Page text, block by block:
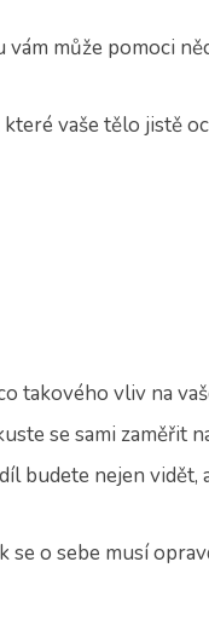
může pomoci
vaše tělo jistě
takového vliv na
se sami zaměřit
budete nejen vidět,
o sebe musí